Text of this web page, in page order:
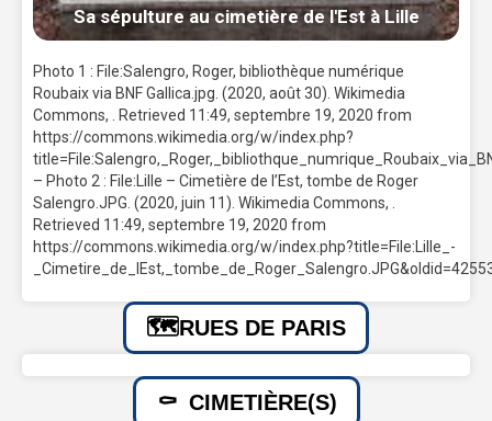
Sa sépulture au cimetière de l'Est à Lille
Photo 1 : File:Salengro, Roger, bibliothèque numérique
Roubaix via BNF Gallica.jpg. (2020, août 30). Wikimedia
Commons, . Retrieved 11:49, septembre 19, 2020 from
https://commons.wikimedia.org/w/index.php?
– Photo 2 : File:Lille – Cimetière de l’Est, tombe de Roger
Salengro.JPG. (2020, juin 11). Wikimedia Commons, .
Retrieved 11:49, septembre 19, 2020 from
https://commons.wikimedia.org/w/index.php?title=File:Lille_-
RUES DE PARIS
CIMETIÈRE(S)